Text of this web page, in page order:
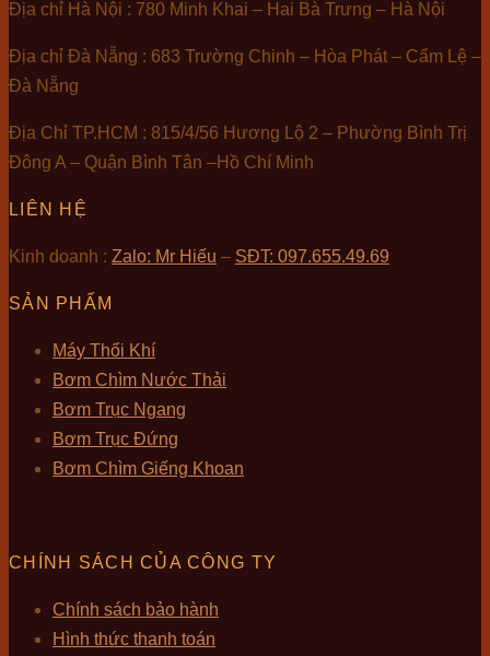
Địa chỉ Hà Nội : 780 Minh Khai – Hai Bà Trưng – Hà Nội
Địa chỉ Đà Nẵng : 683 Trường Chinh – Hòa Phát – Cẩm Lệ –
Đà Nẵng
Địa Chỉ TP.HCM : 815/4/56 Hương Lộ 2 – Phường Bình Trị
Đông A – Quận Bình Tân –Hồ Chí Minh
LIÊN HỆ
Kinh doanh : Zalo: Mr Hiếu – SĐT: 097.655.49.69
SẢN PHẨM
Máy Thổi Khí
Bơm Chìm Nước Thải
Bơm Trục Ngang
Bơm Trục Đứng
Bơm Chìm Giếng Khoan
CHÍNH SÁCH CỦA CÔNG TY
Chính sách bảo hành
Hình thức thanh toán